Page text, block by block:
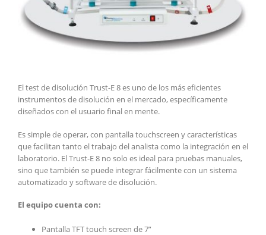
El test de disolución Trust-E 8 es uno de los más eficientes
instrumentos de disolución en el mercado, específicamente
diseñados con el usuario final en mente.
Es simple de operar, con pantalla touchscreen y características
que facilitan tanto el trabajo del analista como la integración en el
laboratorio. El Trust-E 8 no solo es ideal para pruebas manuales,
sino que también se puede integrar fácilmente con un sistema
automatizado y software de disolución.
El equipo cuenta con:
Pantalla TFT touch screen de 7”